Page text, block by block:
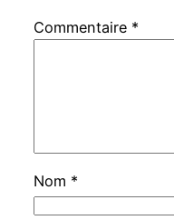
Commentaire *
Nom *